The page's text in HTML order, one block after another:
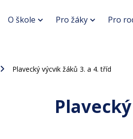
O škole Pro žáky Pro
Plavecký výcvik žáků 3. a 4. tříd